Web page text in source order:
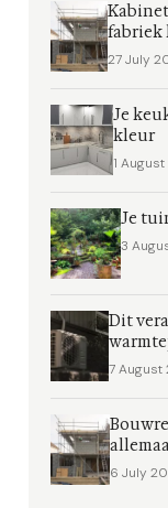
fabriek
27 July
Je
kleur
1
Je
3
Dit
7 August
6 July